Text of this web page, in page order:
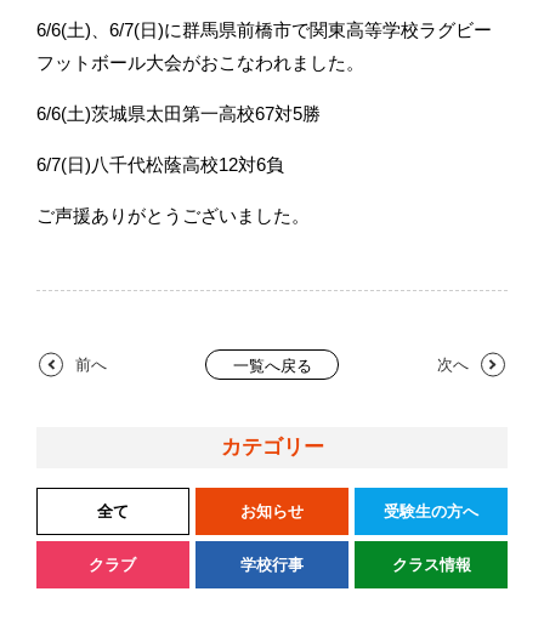
6/6(土)、6/7(日)に群馬県前橋市で関東高等学校ラグビー
フットボール大会がおこなわれました。
6/6(土)茨城県太田第一高校67対5勝
6/7(日)八千代松蔭高校12対6負
ご声援ありがとうございました。
前へ 一覧へ戻る 次へ
カテゴリー
全て お知らせ 受験生の方へ
クラブ 学校行事 クラス情報